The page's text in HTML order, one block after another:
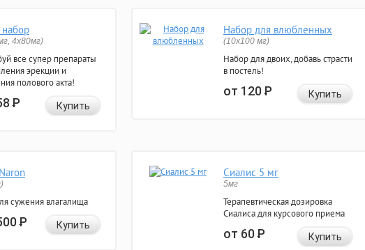
4х80мг)
все супер препараты
эрекции и
полового акта!
Р Купить
Набор для влюбленных
(10х100 мг)
Набор для двоих, добавь страсти
в постель!
от 120Р Купить
сужения влагалища
Р Купить
Сиалис 5 мг
5мг
Терапевтическая дозировка
Сиалиса для курсового приема
от 60Р Купить